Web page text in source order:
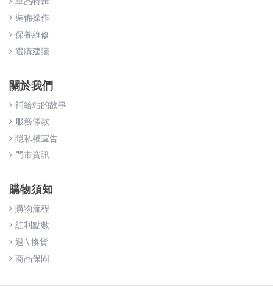
裝備操作
保養維修
選購建議
關於我們
補給站的故事
服務條款
隱私權宣告
門市資訊
購物須知
購物流程
紅利點數
退 \ 換貨
商品保固